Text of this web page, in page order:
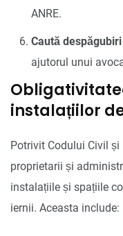
ANRE.
Caută despăgubiri
ajutorul unui
instalațiilor
Potrivit Codului Civil
proprietarii și
instalațiile și spațiile
iernii. Aceasta include: